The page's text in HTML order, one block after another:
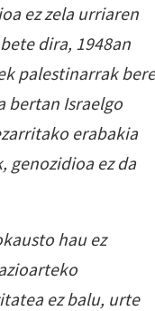
ez zela urriaren
dira, 1948an
palestinarrak
bertan Israelgo
erabakia
genozidioa ez da
hau ez
ez balu, urte